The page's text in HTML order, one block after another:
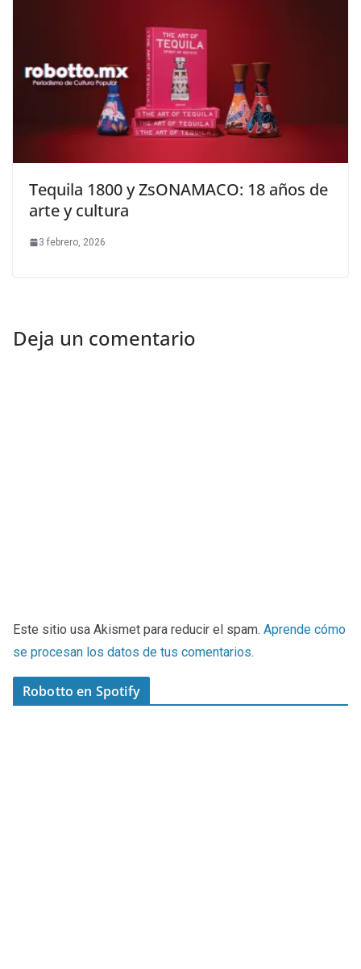
Tequila 1800 y ZsONAMACO: 18 años de
arte y cultura
3 febrero, 2026
Deja un comentario
Este sitio usa Akismet para reducir el spam. Aprende cómo
se procesan los datos de tus comentarios.
Robotto en Spotify